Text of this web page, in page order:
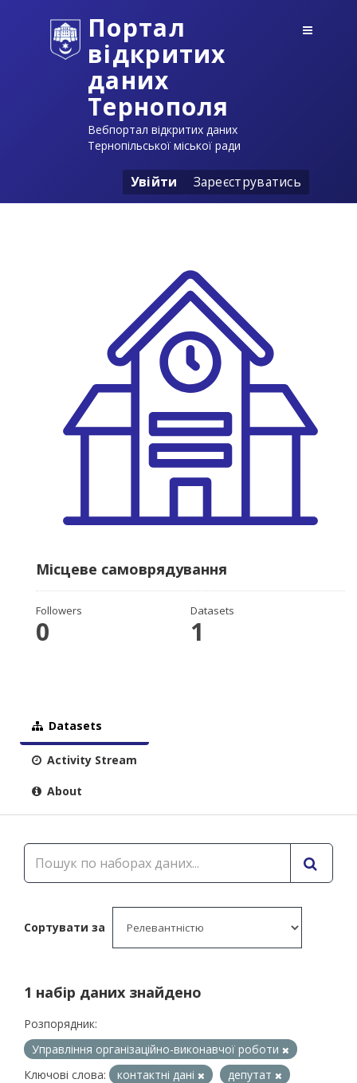
Портал
відкритих
даних
Тернополя
Вебпортал відкритих даних
Тернопільської міської ради
Увійти Зареєструватись
Місцеве самоврядування
Followers
0
Datasets
1
Datasets
Activity Stream
About
Сортувати за
1 набір даних знайдено
Розпорядник:
Управління організаційно-виконавчої роботи
Ключові слова:
контактні дані
депутат